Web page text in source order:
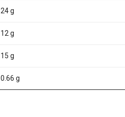
24 g
12 g
15 g
0.66 g